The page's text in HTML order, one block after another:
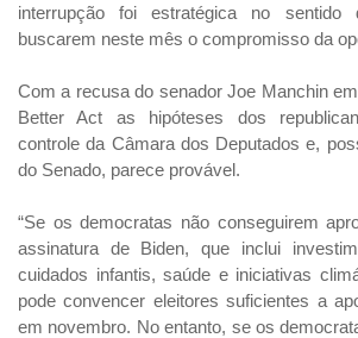
interrupção foi estratégica no sentido
buscarem neste mês o compromisso da
Com a recusa do senador Joe Manchin
Better Act as hipóteses dos
controle da Câmara dos Deputados e,
do Senado, parece provável.
“Se os democratas não conseguirem
assinatura de Biden, que inclui
cuidados infantis, saúde e iniciativas
pode convencer eleitores suficientes a
em novembro. No entanto, se os